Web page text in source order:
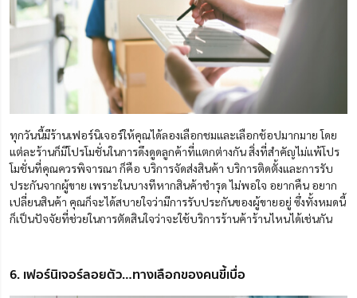
ทุกวันนี้มีร้านเฟอร์นิเจอร์ให้คุณได้ลองเลือกชมและเลือกช้อปมากมาย โดย
แต่ละร้านก็มีโปรโมชั่นในการดึงดูดลูกค้าที่แตกต่างกัน สิ่งที่สำคัญไม่แพ้โปร
โมชั่นที่คุณควรพิจารณา ก็คือ บริการจัดส่งสินค้า บริการติดตั้งและการรับ
ประกันจากผู้ขาย เพราะในบางทีหากสินค้าชำรุด ไม่พอใจ อยากคืน อยาก
เปลี่ยนสินค้า คุณก็จะได้สบายใจว่ามีการรับประกันของผู้ขายอยู่ ซึ่งทั้งหมดนี้
ก็เป็นปัจจัยที่ช่วยในการตัดสินใจว่าจะใช้บริการร้านค้าร้านไหนได้เช่นกัน
6. เฟอร์นิเจอร์ลอยตัว…ทางเลือกของคนขี้เบื่อ